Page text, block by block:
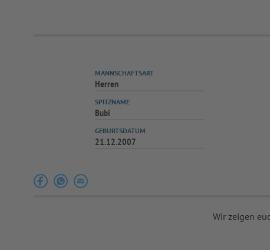
MANNSCHAFTSART
Herren
SPITZNAME
Bubi
GEBURTSDATUM
21.12.2007
Wir zeigen